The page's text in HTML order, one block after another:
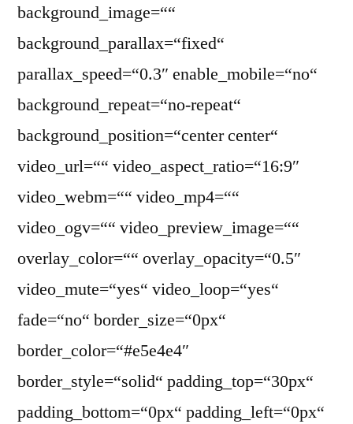
background_image=““
background_parallax=“fixed“
parallax_speed=“0.3″ enable_mobile=“no“
background_repeat=“no-repeat“
background_position=“center center“
video_url=““ video_aspect_ratio=“16:9″
video_webm=““ video_mp4=““
video_ogv=““ video_preview_image=““
overlay_color=““ overlay_opacity=“0.5″
video_mute=“yes“ video_loop=“yes“
fade=“no“ border_size=“0px“
border_color=“#e5e4e4″
border_style=“solid“ padding_top=“30px“
padding_bottom=“0px“ padding_left=“0px“